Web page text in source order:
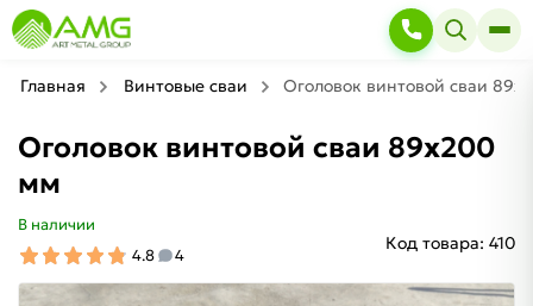
Главная Винтовые сваи Оголовок винтовой сваи
Оголовок винтовой сваи 89х200
мм
В наличии
4.8
4
Код товара: 410